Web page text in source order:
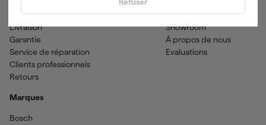
Méthodes de paiement
Livraison
Garantie
Service de réparation
Clients professionnels
Retours
Marques
Bosch
Actualites
Showroom
À propos de nous
Evaluations